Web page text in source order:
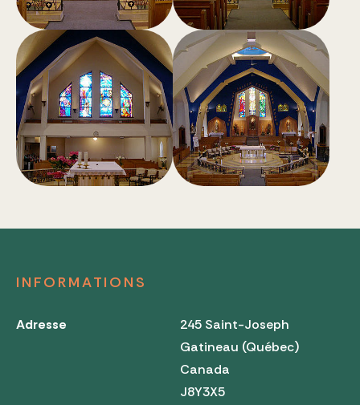
INFORMATIONS
Adresse
245 Saint-Joseph
Gatineau (Québec)
Canada
J8Y3X5